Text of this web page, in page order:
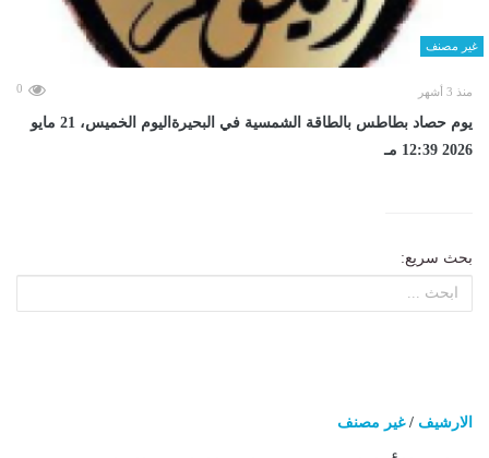
غير مصنف
منذ 3 أشهر 0
يوم حصاد بطاطس بالطاقة الشمسية في البحيرةاليوم الخميس، 21 مايو
2026 12:39 مـ
بحث سريع:
الارشيف /غير مصنف